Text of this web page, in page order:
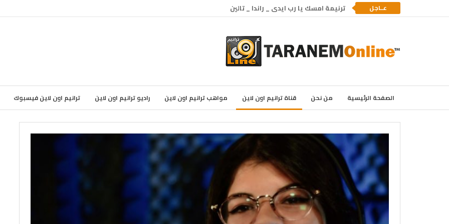
عــاجل ترنيمة امسك يا رب ايدى _ راندا _ تالين
الصفحة الرئيسية من نحن قناة ترانيم اون لاين مواهب ترانيم اون لاين راديو ترانيم اون لاين ترانيم اون لاين فيسبوك